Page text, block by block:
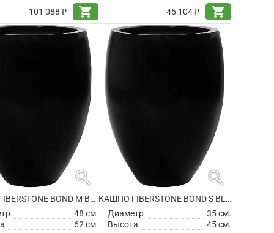
101 088 ₽
shopping_cart
45 104 ₽
shopping_cart
search
КАШПО FIBERSTONE BOND M BLACK
48 см.
62 см.
search
КАШПО FIBERSTONE BOND S BLACK
Диаметр
35 см.
Высота
45 см.